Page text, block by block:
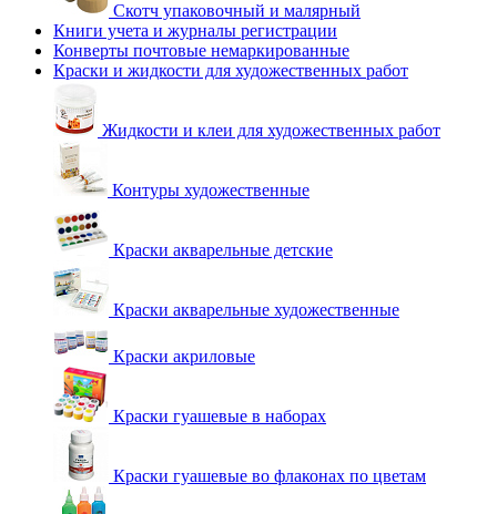
Скотч упаковочный и малярный
Книги учета и журналы регистрации
Конверты почтовые немаркированные
Краски и жидкости для художественных работ
Жидкости и клеи для художественных работ
Контуры художественные
Краски акварельные детские
Краски акварельные художественные
Краски акриловые
Краски гуашевые в наборах
Краски гуашевые во флаконах по цветам